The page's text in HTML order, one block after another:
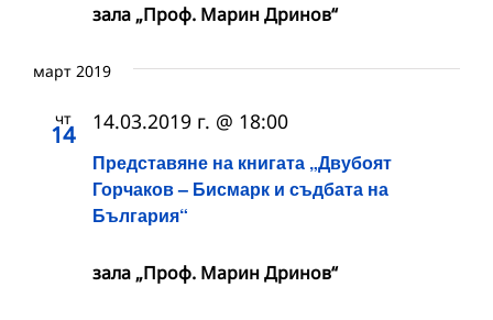
зала „Проф. Марин Дринов“
март 2019
чт
14
Представяне на книгата „Двубоят
Горчаков – Бисмарк и съдбата на
България“
14.03.2019 г. @ 18:00
зала „Проф. Марин Дринов“